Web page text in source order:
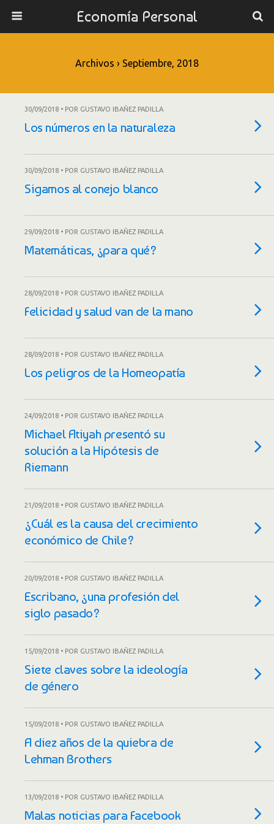
Economía Personal
Archivos › Septiembre, 2018
30/09/2018 • POR GUSTAVO IBAÑEZ PADILLA
Los números en la naturaleza
30/09/2018 • POR GUSTAVO IBAÑEZ PADILLA
Sigamos al conejo blanco
29/09/2018 • POR GUSTAVO IBAÑEZ PADILLA
Matemáticas, ¿para qué?
28/09/2018 • POR GUSTAVO IBAÑEZ PADILLA
Felicidad y salud van de la mano
28/09/2018 • POR GUSTAVO IBAÑEZ PADILLA
Los peligros de la Homeopatía
24/09/2018 • POR GUSTAVO IBAÑEZ PADILLA
Michael Atiyah presentó su
solución a la Hipótesis de
Riemann
21/09/2018 • POR GUSTAVO IBAÑEZ PADILLA
¿Cuál es la causa del crecimiento
económico de Chile?
20/09/2018 • POR GUSTAVO IBAÑEZ PADILLA
Escribano, ¿una profesión del
siglo pasado?
15/09/2018 • POR GUSTAVO IBAÑEZ PADILLA
Siete claves sobre la ideología
de género
15/09/2018 • POR GUSTAVO IBAÑEZ PADILLA
A diez años de la quiebra de
Lehman Brothers
13/09/2018 • POR GUSTAVO IBAÑEZ PADILLA
Malas noticias para Facebook